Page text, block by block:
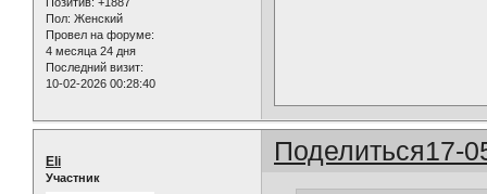
Пол: Женский
Провел на форуме:
4 месяца 24 дня
Последний визит:
10-02-2026 00:28:40
Поделиться17-
Eli
Участник